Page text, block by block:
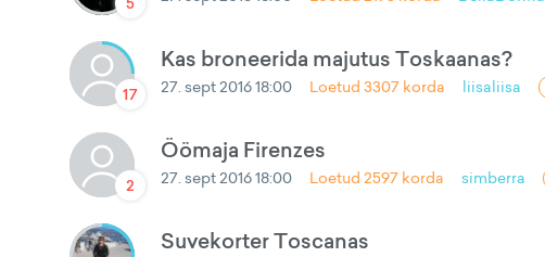
17
Kas broneerida majutus Toskaanas?
27. sept 2016 18:00 Loetud 3307 korda liisaliisa
2
Öömaja Firenzes
27. sept 2016 18:00 Loetud 2597 korda simberra
Suvekorter Toscanas